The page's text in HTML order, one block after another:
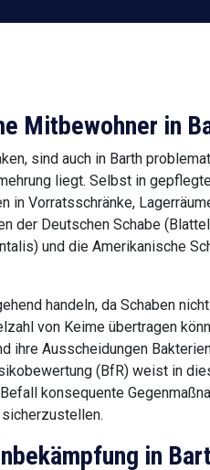
Mitbewohner in
sind auch in Barth
liegt. Selbst in
in Vorratsschränke,
der Deutschen Schabe
und die Amerikanische
handeln, da Schaben
von Keime übertragen
ihre Ausscheidungen
(BfR) weist in
konsequente
in